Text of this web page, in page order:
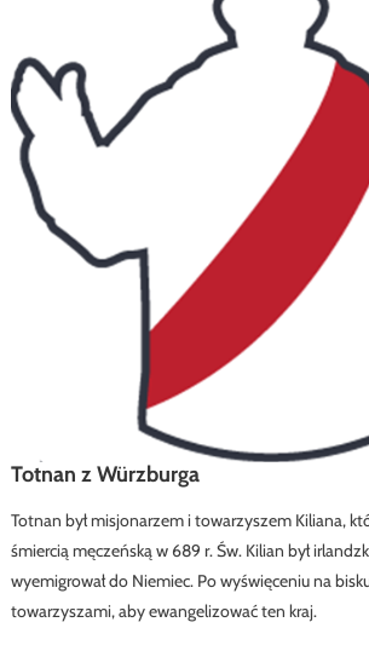
Totnan z Würzburga
Totnan był misjonarzem i towarzyszem Kiliana,
śmiercią męczeńską w 689 r. Św. Kilian był
wyemigrował do Niemiec. Po wyświęceniu na
towarzyszami, aby ewangelizować ten kraj.